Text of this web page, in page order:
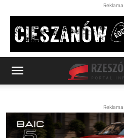
Reklama
Reklama